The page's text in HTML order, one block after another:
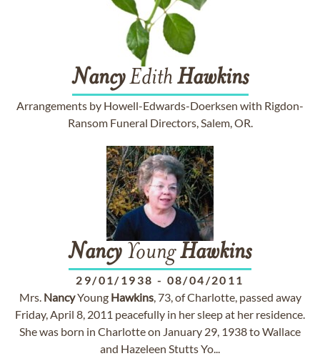
NancyEdith Hawkins
Arrangements by Howell-Edwards-Doerksen with Rigdon-
Ransom Funeral Directors, Salem, OR.
NancyYoungHawkins
29/01/1938 - 08/04/2011
Mrs. NancyYoung Hawkins, 73, of Charlotte, passed away
Friday, April 8, 2011 peacefully in her sleep at her residence.
She was born in Charlotte on January 29, 1938 to Wallace
and Hazeleen Stutts Yo...